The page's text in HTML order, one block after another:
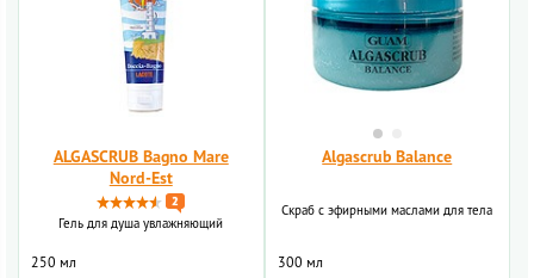
ALGASCRUB Bagno Mare
Nord-Est
2
Гель для душа увлажняющий
250 мл
Algascrub Balance
Скраб с эфирными маслами для тела
300 мл